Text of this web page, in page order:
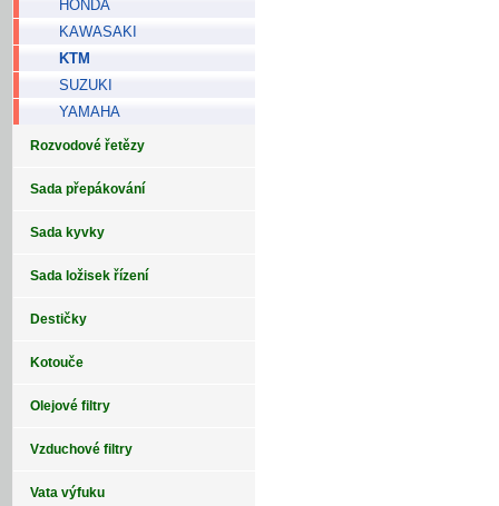
HONDA
KAWASAKI
KTM
SUZUKI
YAMAHA
Rozvodové řetězy
Sada přepákování
Sada kyvky
Sada ložisek řízení
Destičky
Kotouče
Olejové filtry
Vzduchové filtry
Vata výfuku